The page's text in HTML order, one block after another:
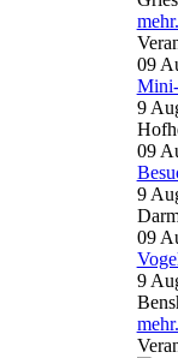
09
9
09
9
09
9